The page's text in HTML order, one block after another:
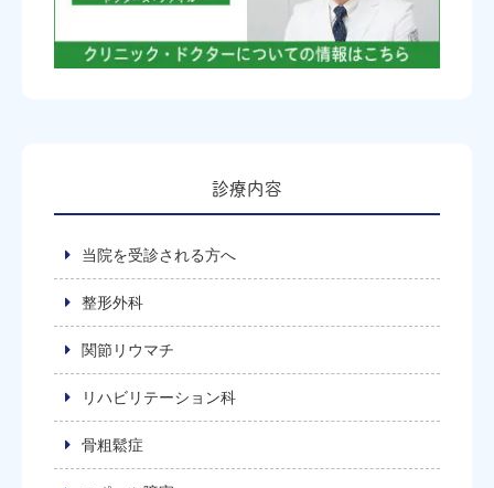
診療内容
当院を受診される方へ
整形外科
関節リウマチ
リハビリテーション科
骨粗鬆症